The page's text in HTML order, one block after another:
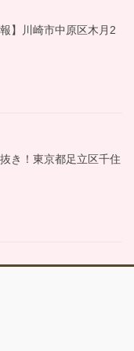
】川崎市中原区木月2
き！東京都足立区千住